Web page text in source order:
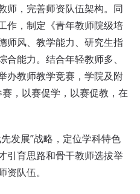
师，完善师资队伍架构。同
作，制定《青年教师院级培
师风、教学能力、研究生指
能力。结合年轻教师多、
办教师教学竞赛，学院及附
，以赛促学，以赛促教，在
展”战略，定位学科特色
引育思路和骨干教师选拔举
队伍。